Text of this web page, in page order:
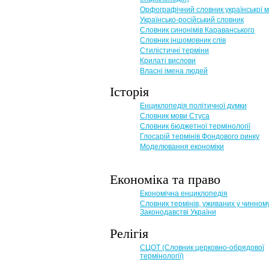
Орфографічний словник української
Українсько-російський словник
Словник синонімів Караванського
Словник іншомовник слів
Стилістичні терміни
Крилаті вислови
Власні імена людей
Історія
Енциклопедія політичної думки
Словник мови Стуса
Словник бюджетної термінології
Глосарій термінів Фондового ринку
Моделювання економіки
Економіка та право
Eкономічна енциклопедія
Словник термінів, уживаних у
Законодавстві України
Релігія
СЦОТ (Словник церковно-обрядової
термінології)